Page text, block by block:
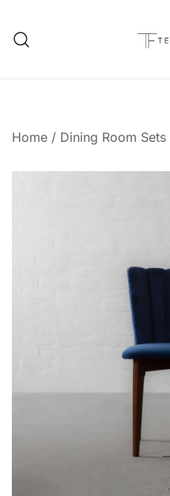
Home / Dining Room Sets